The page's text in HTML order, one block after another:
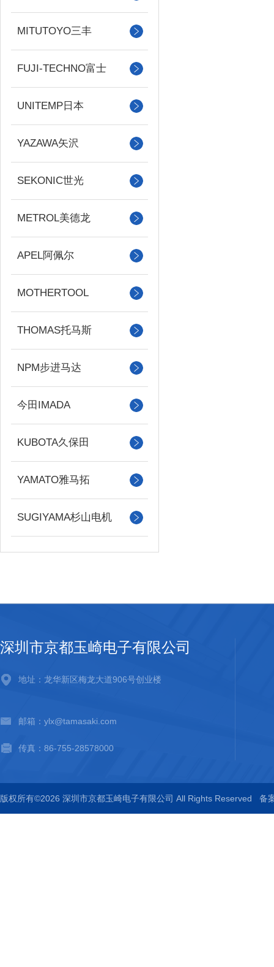
MITUTOYO三丰
FUJI-TECHNO富士
UNITEMP日本
YAZAWA矢沢
SEKONIC世光
METROL美德龙
APEL阿佩尔
MOTHERTOOL
THOMAS托马斯
NPM步进马达
今田IMADA
KUBOTA久保田
YAMATO雅马拓
SUGIYAMA杉山电机
深圳市京都玉崎电子有限公司
地址：龙华新区梅龙大道906号创业楼
邮箱：ylx@tamasaki.com
传真：86-755-28578000
版权所有©2026 深圳市京都玉崎电子有限公司 All Rights Reserved 备